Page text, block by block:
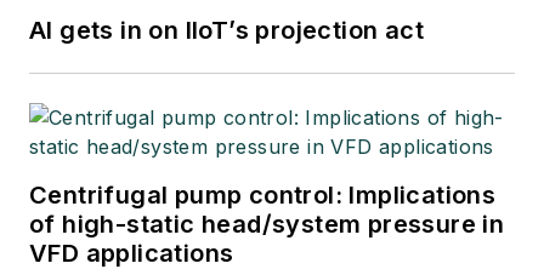
AI gets in on IIoT’s projection act
Centrifugal pump control: Implications
of high-static head/system pressure in
VFD applications